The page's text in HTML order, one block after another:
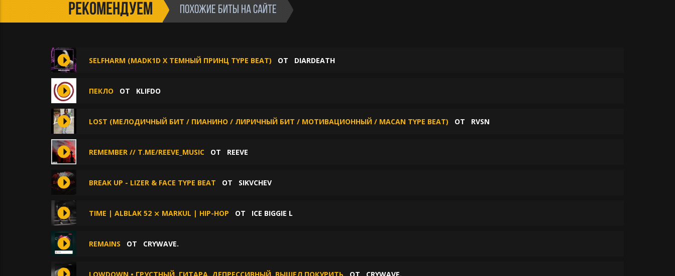
РЕКОМЕНДУЕМ ПОХОЖИЕ БИТЫ НА САЙТЕ
SELFHARM (MADK1D X ТЕМНЫЙ ПРИНЦ TYPE BEAT) ОТ DIARDEATH
ПЕКЛО ОТ KLIFDO
LOST (МЕЛОДИЧНЫЙ БИТ / ПИАНИНО / ЛИРИЧНЫЙ БИТ / МОТИВАЦИОННЫЙ / MACAN TYPE BEAT) ОТ RVSN
REMEMBER // T.ME/REEVE_MUSIC ОТ REEVE
BREAK UP - LIZER & FACE TYPE BEAT ОТ SIKVCHEV
TIME | ALBLAK 52 ⨯ MARKUL | HIP-HOP ОТ ICE BIGGIE L
REMAINS ОТ CRYWAVE.
LOWDOWN • ГРУСТНЫЙ, ГИТАРА, ДЕПРЕССИВНЫЙ, ВЫШЕЛ ПОКУРИТЬ ОТ CRYWAVE.